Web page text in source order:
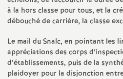
à la hors classe pour tous, et la
débouché de carrière, la classe
Le mail du Snalc, en pointant les
appréciations des corps
d’établissements, puis de la
plaidoyer pour la disjonction